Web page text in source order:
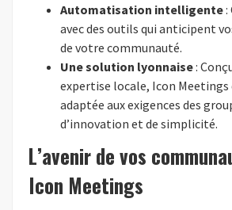
Automatisation intelligente:
avec des outils qui anticipent
de votre communauté.
Une solution lyonnaise:
expertise locale, Icon
adaptée aux exigences des
d’innovation et de simplicité.
L’avenir de vos
Icon Meetings